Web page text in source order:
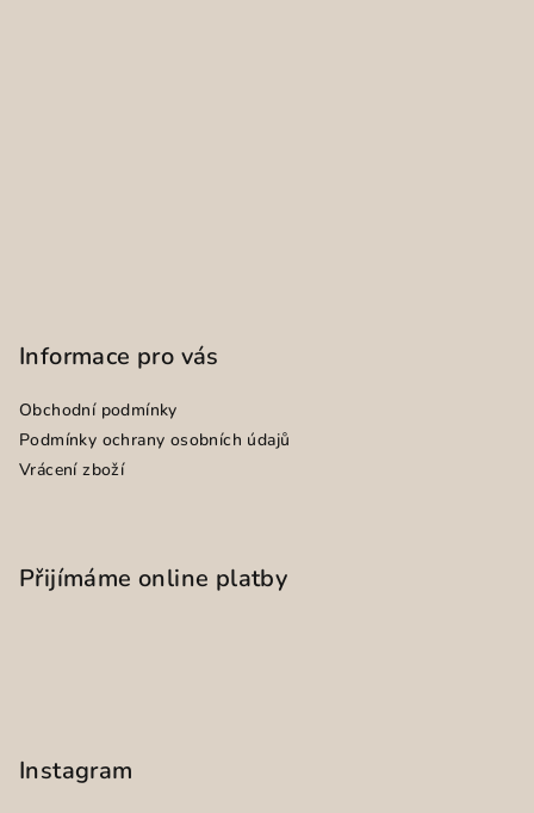
Informace pro vás
Obchodní podmínky
Podmínky ochrany osobních údajů
Vrácení zboží
Přijímáme online platby
Instagram